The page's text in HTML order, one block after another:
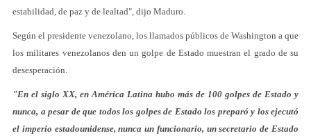
estabilidad, de paz y de lealtad", dijo Maduro.
Según el presidente venezolano, los llamados públicos de Washington a que
los militares venezolanos den un golpe de Estado muestran el grado de su
desesperación.
"En el siglo XX, en América Latina hubo más de 100 golpes de Estado y
nunca, a pesar de que todos los golpes de Estado los preparó y los ejecutó
el imperio estadounidense, nunca un funcionario, un secretario de Estado